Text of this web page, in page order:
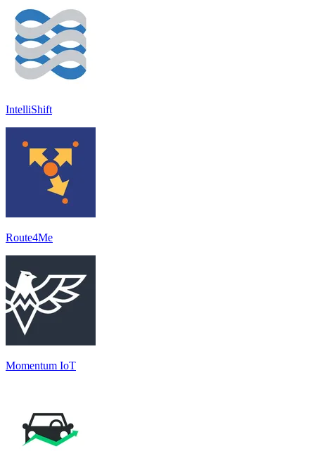
IntelliShift
Route4Me
Momentum IoT